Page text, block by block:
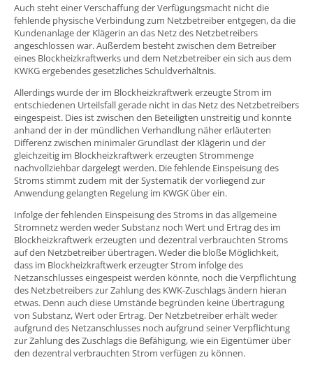
Auch steht einer Verschaffung der Verfügungsmacht nicht die
fehlende physische Verbindung zum Netzbetreiber entgegen, da die
Kundenanlage der Klägerin an das Netz des Netzbetreibers
angeschlossen war. Außerdem besteht zwischen dem Betreiber
eines Blockheizkraftwerks und dem Netzbetreiber ein sich aus dem
KWKG ergebendes gesetzliches Schuldverhältnis.
Allerdings wurde der im Blockheizkraftwerk erzeugte Strom im
entschiedenen Urteilsfall gerade nicht in das Netz des Netzbetreibers
eingespeist. Dies ist zwischen den Beteiligten unstreitig und konnte
anhand der in der mündlichen Verhandlung näher erläuterten
Differenz zwischen minimaler Grundlast der Klägerin und der
gleichzeitig im Blockheizkraftwerk erzeugten Strommenge
nachvollziehbar dargelegt werden. Die fehlende Einspeisung des
Stroms stimmt zudem mit der Systematik der vorliegend zur
Anwendung gelangten Regelung im KWGK über ein.
Infolge der fehlenden Einspeisung des Stroms in das allgemeine
Stromnetz werden weder Substanz noch Wert und Ertrag des im
Blockheizkraftwerk erzeugten und dezentral verbrauchten Stroms
auf den Netzbetreiber übertragen. Weder die bloße Möglichkeit,
dass im Blockheizkraftwerk erzeugter Strom infolge des
Netzanschlusses eingespeist werden könnte, noch die Verpflichtung
des Netzbetreibers zur Zahlung des KWK-Zuschlags ändern hieran
etwas. Denn auch diese Umstände begründen keine Übertragung
von Substanz, Wert oder Ertrag. Der Netzbetreiber erhält weder
aufgrund des Netzanschlusses noch aufgrund seiner Verpflichtung
zur Zahlung des Zuschlags die Befähigung, wie ein Eigentümer über
den dezentral verbrauchten Strom verfügen zu können.